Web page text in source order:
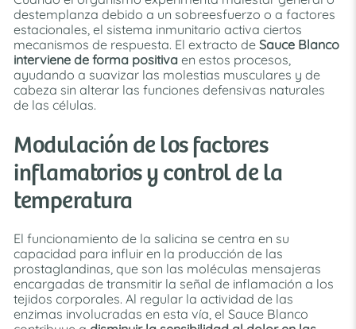
destemplanza debido a un sobreesfuerzo o a factores
estacionales, el sistema inmunitario activa ciertos
mecanismos de respuesta. El extracto de Sauce Blanco
interviene de forma positiva en estos procesos,
ayudando a suavizar las molestias musculares y de
cabeza sin alterar las funciones defensivas naturales
de las células.
Modulación de los factores
inflamatorios y control de la
temperatura
El funcionamiento de la salicina se centra en su
capacidad para influir en la producción de las
prostaglandinas, que son las moléculas mensajeras
encargadas de transmitir la señal de inflamación a los
tejidos corporales. Al regular la actividad de las
enzimas involucradas en esta vía, el Sauce Blanco